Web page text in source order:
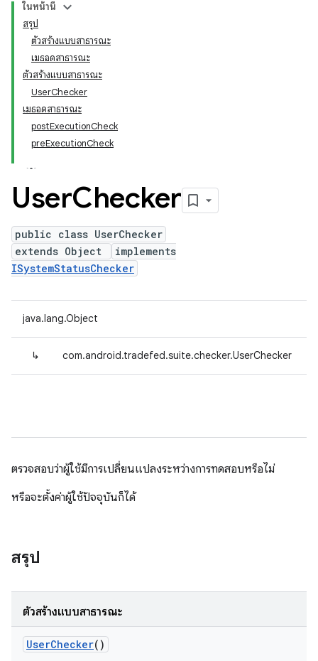
ในหน้านี้
สรุป
ตัวสร้างแบบสาธารณะ
เมธอดสาธารณะ
ตัวสร้างแบบสาธารณะ
UserChecker
เมธอดสาธารณะ
postExecutionCheck
preExecutionCheck
UserChecker
public class UserChecker
extends Object
implements
ISystemStatusChecker
java.lang.Object
↳ com.android.tradefed.suite.checker.UserChecker
ตรวจสอบว่าผู้ใช้มีการเปลี่ยนแปลงระหว่างการทดสอบหรือไม่
หรือจะตั้งค่าผู้ใช้ปัจจุบันก็ได้
สรุป
ตัวสร้างแบบสาธารณะ
UserChecker()